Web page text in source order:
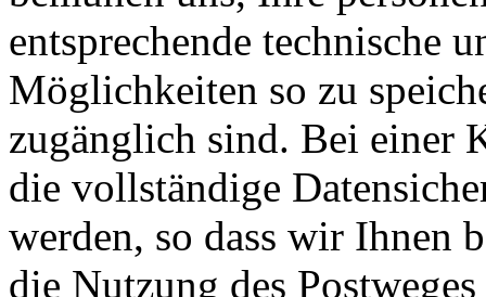
entsprechende technische
Möglichkeiten so zu
zugänglich sind. Bei einer
die vollständige
werden, so dass wir Ihnen
die Nutzung des